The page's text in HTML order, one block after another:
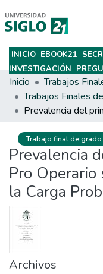
Subir
INICIO EBOOK21
INVESTIGACIÓN
Inicio
Trabajos Finales
Trabajo final de grado
Prevalencia
Pro
la Carga
Archivos